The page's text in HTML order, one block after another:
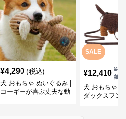
¥4,290 (税込)
犬 おもちゃ ぬいぐるみ |
コーギーが喜ぶ丈夫な動
SALE
¥12,410 ¥
前)
犬 おもちゃ
ダックスフン